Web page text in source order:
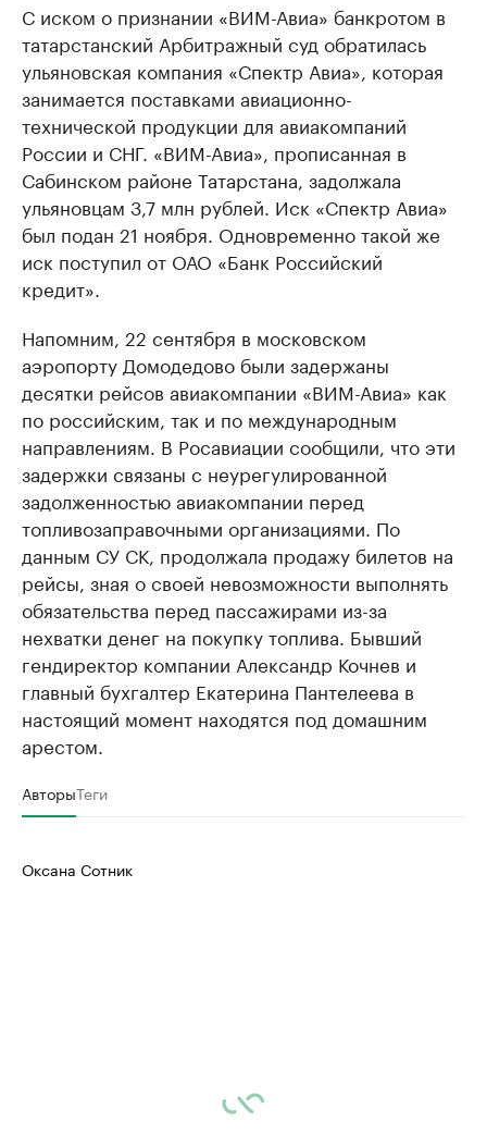
С иском о признании «ВИМ-Авиа» банкротом в
татарстанский Арбитражный суд обратилась
ульяновская компания «Спектр Авиа», которая
занимается поставками авиационно-
технической продукции для авиакомпаний
России и СНГ. «ВИМ-Авиа», прописанная в
Сабинском районе Татарстана, задолжала
ульяновцам 3,7 млн рублей. Иск «Спектр Авиа»
был подан 21 ноября. Одновременно такой же
иск поступил от ОАО «Банк Российский
кредит».
Напомним, 22 сентября в московском
аэропорту Домодедово были задержаны
десятки рейсов авиакомпании «ВИМ-Авиа» как
по российским, так и по международным
направлениям. В Росавиации сообщили, что эти
задержки связаны с неурегулированной
задолженностью авиакомпании перед
топливозаправочными организациями. По
данным СУ СК, продолжала продажу билетов на
рейсы, зная о своей невозможности выполнять
обязательства перед пассажирами из-за
нехватки денег на покупку топлива. Бывший
гендиректор компании Александр Кочнев и
главный бухгалтер Екатерина Пантелеева в
настоящий момент находятся под домашним
арестом.
АвторыТеги
Оксана Сотник